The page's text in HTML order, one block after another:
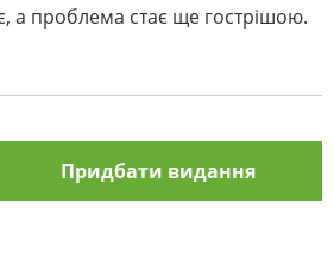
а проблема стає ще гострішою.
Придбати видання